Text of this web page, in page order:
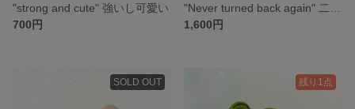
"strong and cute" 強いし可愛い
700円
1,600円
SOLD OUT 残り1点